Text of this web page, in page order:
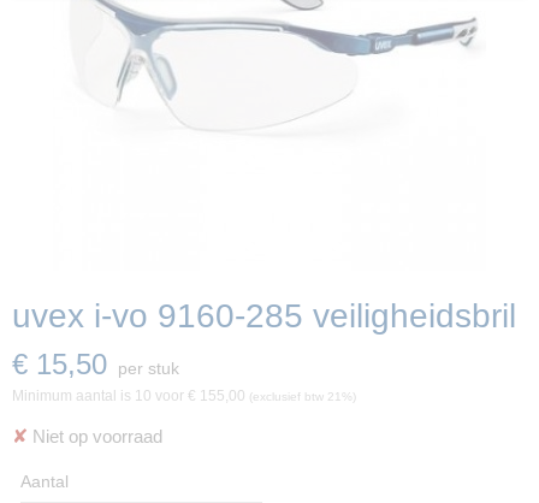
uvex i-vo 9160-285 veiligheidsbril
€ 15,50 per stuk
Minimum aantal is 10 voor € 155,00 (exclusief btw 21%)
✘ Niet op voorraad
Aantal